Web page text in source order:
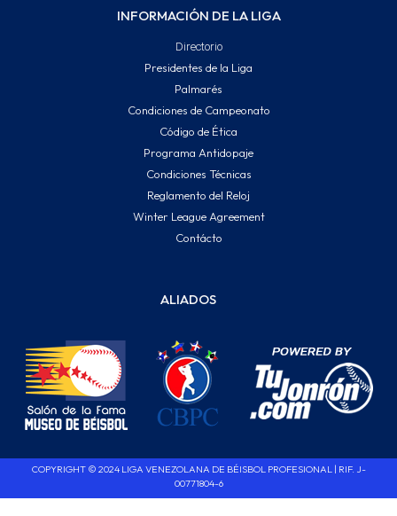
INFORMACIÓN DE LA LIGA
Directorio
Presidentes de la Liga
Palmarés
Condiciones de Campeonato
Código de Ética
Programa Antidopaje
Condiciones Técnicas
Reglamento del Reloj
Winter League Agreement
Contácto
ALIADOS
COPYRIGHT © 2024 LIGA VENEZOLANA DE BÉISBOL PROFESIONAL | RIF. J-
00771804-6